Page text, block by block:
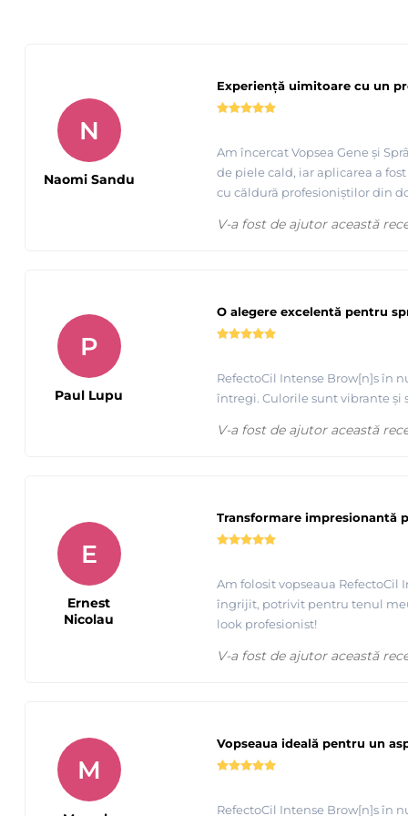
Vopsirea Genelor cu RefectoCil - Intense - Brow[n]s !
Experiență uimitoare cu un
Am încercat Vopsea Gene și
de piele cald, iar aplicarea a
cu căldură profesioniștilor din
N
Naomi Sandu
V-a fost de ajutor această
O alegere excelentă pentru
RefectoCil Intense Brow[n]s în
întregi. Culorile sunt vibrante și
P
Paul Lupu
V-a fost de ajutor această
Transformare impresionantă
Am folosit vopseaua
îngrijit, potrivit pentru tenul
look profesionist!
E
Ernest
Nicolau
V-a fost de ajutor această
Vopseaua ideală pentru un
RefectoCil Intense Brow[n]s în
M